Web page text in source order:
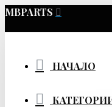
MBPARTS
НАЧАЛО